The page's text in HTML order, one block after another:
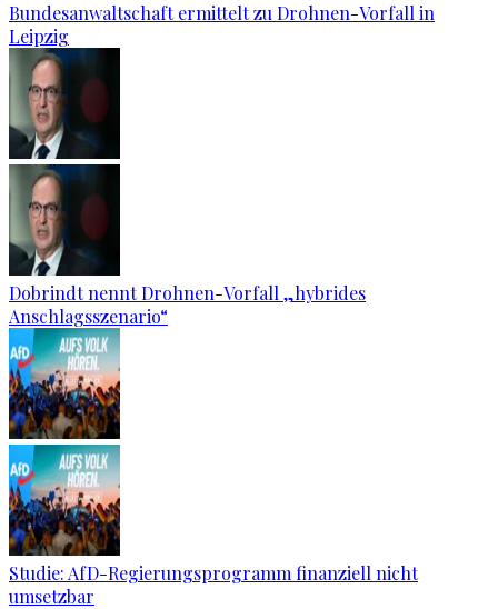
Bundesanwaltschaft ermittelt zu Drohnen-Vorfall in
Leipzig
Dobrindt nennt Drohnen-Vorfall „hybrides
Anschlagsszenario“
Studie: AfD-Regierungsprogramm finanziell nicht
umsetzbar